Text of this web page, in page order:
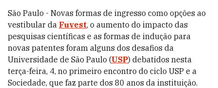
São Paulo - Novas formas de ingresso como opções ao
vestibular da Fuvest, o aumento do impacto das
pesquisas científicas e as formas de indução para
novas patentes foram alguns dos desafios da
Universidade de São Paulo (USP) debatidos nesta
terça-feira, 4, no primeiro encontro do ciclo USP e a
Sociedade, que faz parte dos 80 anos da instituição.